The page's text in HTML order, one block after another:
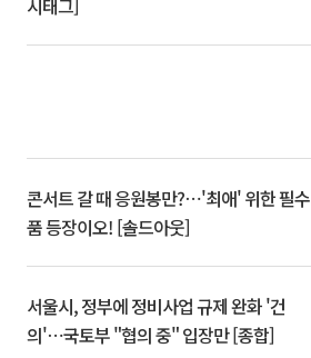
콘서트 갈 때 응원봉만?⋯'최애' 위한 필수
품 등장이오! [솔드아웃]
서울시, 정부에 정비사업 규제 완화 '건
의'⋯국토부 "협의 중" 입장만 [종합]